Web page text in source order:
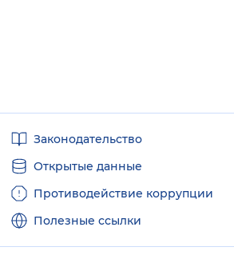
ссылкиЗаконодательство
Открытые данные
Противодействие коррупции
Полезные ссылки